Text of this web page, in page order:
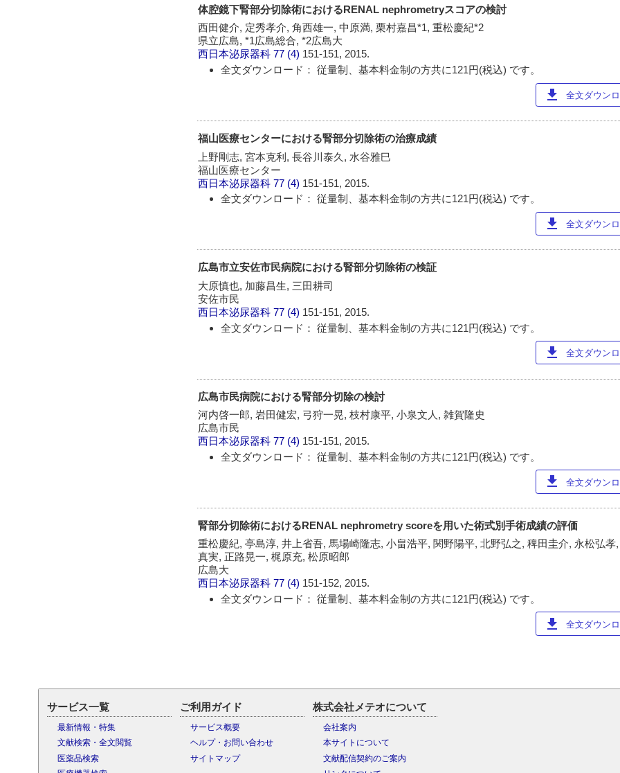
体腔鏡下腎部分切除術におけるRENAL nephrometryスコアの検討
西田健介, 定秀孝介, 角西雄一, 中原満, 栗村嘉昌*1, 重松慶紀*2
県立広島, *1広島総合, *2広島大
西日本泌尿器科 77 (4) 151-151, 2015.
全文ダウンロード： 従量制、基本料金制の方共に121円(税込) です。
download 全文ダウン
福山医療センターにおける腎部分切除術の治療成績
上野剛志, 宮本克利, 長谷川泰久, 水谷雅巳
福山医療センター
西日本泌尿器科 77 (4) 151-151, 2015.
全文ダウンロード： 従量制、基本料金制の方共に121円(税込) です。
download 全文ダウン
広島市立安佐市民病院における腎部分切除術の検証
大原慎也, 加藤昌生, 三田耕司
安佐市民
西日本泌尿器科 77 (4) 151-151, 2015.
全文ダウンロード： 従量制、基本料金制の方共に121円(税込) です。
download 全文ダウン
広島市民病院における腎部分切除の検討
河内啓一郎, 岩田健宏, 弓狩一晃, 枝村康平, 小泉文人, 雑賀隆史
広島市民
西日本泌尿器科 77 (4) 151-151, 2015.
全文ダウンロード： 従量制、基本料金制の方共に121円(税込) です。
download 全文ダウン
腎部分切除術におけるRENAL nephrometry scoreを用いた術式別手術成績の評価
重松慶紀, 亭島淳, 井上省吾, 馬場崎隆志, 小畠浩平, 関野陽平, 北野弘之, 稗田圭介, 永松弘孝
真実, 正路晃一, 梶原充, 松原昭郎
広島大
西日本泌尿器科 77 (4) 151-152, 2015.
全文ダウンロード： 従量制、基本料金制の方共に121円(税込) です。
download 全文ダウン
サービス一覧
最新情報・特集
文献検索・全文閲覧
医薬品検索
ご利用ガイド
サービス概要
ヘルプ・お問い合わせ
サイトマップ
株式会社メテオについて
会社案内
本サイトについて
文献配信契約のご案内